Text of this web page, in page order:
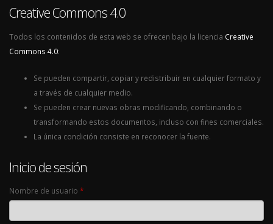
Creative Commons 4.0
Todos los contenidos de esta web se ofrecen bajo la licencia Creative
Commons 4.0:
Se pueden compartir, copiar y redistribuir en cualquier formato y
a través de cualquier medio.
Se pueden crear nuevas obras modificando, combinando o
transformando estos documentos, incluso con fines comerciales.
La única condición consiste en reconocer la fuente.
Inicio de sesión
Nombre de usuario *